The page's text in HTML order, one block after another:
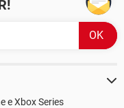
e Xbox Series